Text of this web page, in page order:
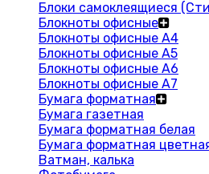
Блоки самоклеящиеся
Блокноты офисные
Блокноты офисные A4
Блокноты офисные A5
Блокноты офисные A6
Блокноты офисные A7
Бумага форматная
Бумага газетная
Бумага форматная белая
Бумага форматная
Ватман, калька